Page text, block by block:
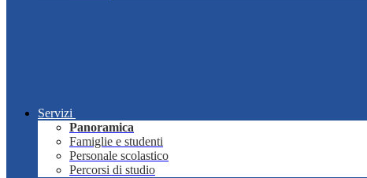
Servizi
Panoramica
Famiglie e studenti
Personale scolastico
Percorsi di studio